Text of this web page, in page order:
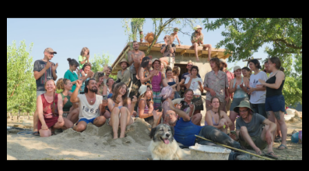
GENERATION EUROPE MAKE USE, ΛΑΡΙΣΑ 2019
SHORT DOCUMENTARIES